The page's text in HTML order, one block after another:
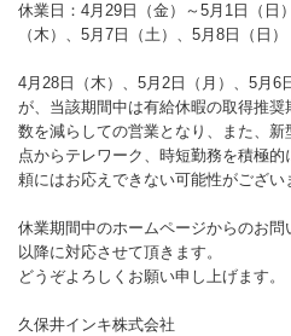
休業日：4月29日（金）～5月1日（日
（木）、5月7日（土）、5月8日（日）
4月28日（木）、5月2日（月）、5月6
が、当該期間中は有給休暇の取得推
数を減らしての営業となり、また、
点からテレワーク、時短勤務を積極
頼にはお応えできない可能性がござい
休業期間中のホームページからのお
以降に対応させて頂きます。
どうぞよろしくお願い申し上げます。
久保井インキ株式会社